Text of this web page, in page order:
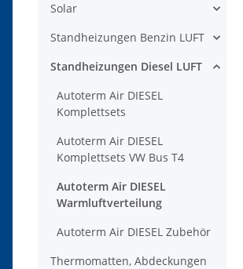
Solar
Standheizungen Benzin LUFT
Standheizungen Diesel LUFT
Autoterm Air DIESEL
Komplettsets
Autoterm Air DIESEL
Komplettsets VW Bus T4
Autoterm Air DIESEL
Warmluftverteilung
Autoterm Air DIESEL Zubehör
Thermomatten, Abdeckungen